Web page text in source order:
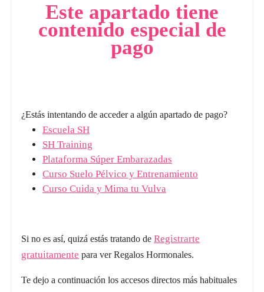
Este apartado tiene
contenido especial de
pago
¿Estás intentando de acceder a algún apartado de pago?
Escuela SH
SH Training
Plataforma Súper Embarazadas
Curso Suelo Pélvico y Entrenamiento
Curso Cuida y Mima tu Vulva
Si no es así, quizá estás tratando de Registrarte
gratuitamente para ver Regalos Hormonales.
Te dejo a continuación los accesos directos más habituales